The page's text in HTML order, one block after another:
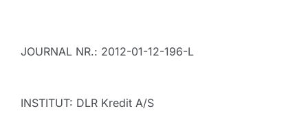
JOURNAL NR.: 2012-01-12-196-L
INSTITUT: DLR Kredit A/S